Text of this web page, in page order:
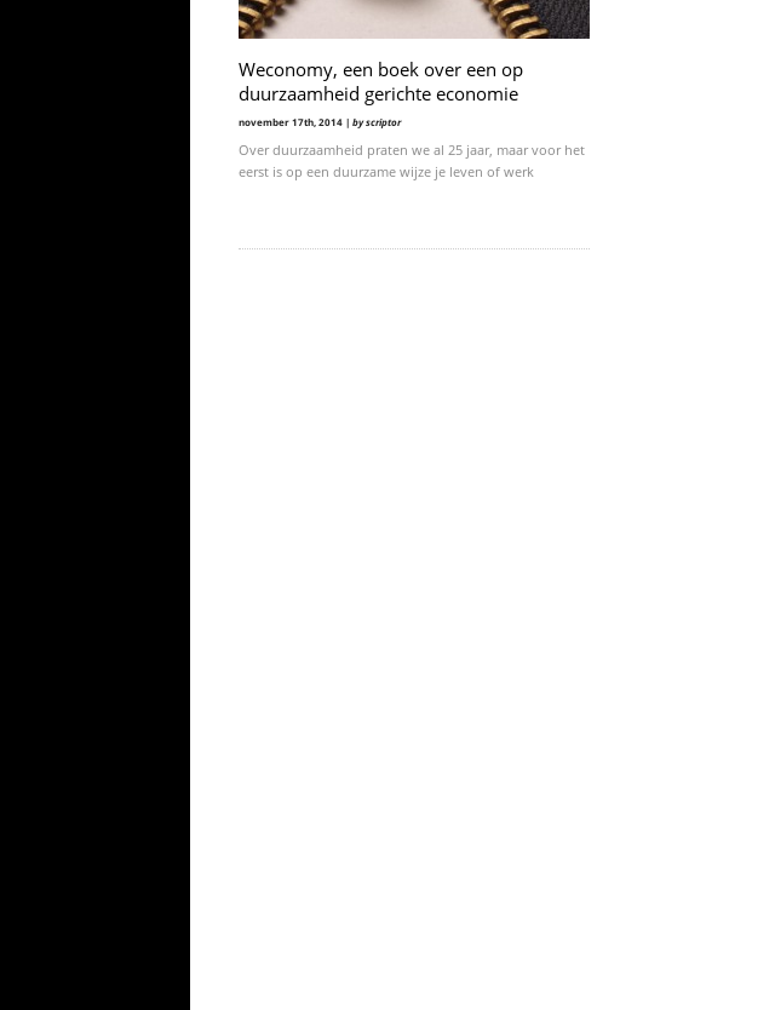
Weconomy, een boek over een op
duurzaamheid gerichte economie
november 17th, 2014 | by scriptor
Over duurzaamheid praten we al 25 jaar, maar voor het
eerst is op een duurzame wijze je leven of werk